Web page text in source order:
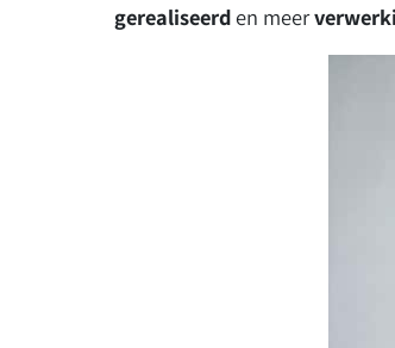
gerealiseerden meer